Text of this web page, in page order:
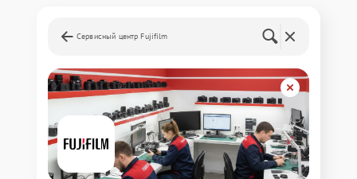
Сервисный центр Fujifilm